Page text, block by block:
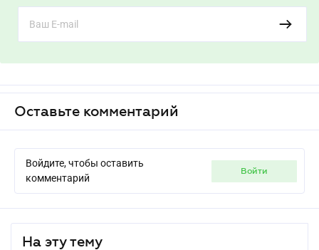
Оставьте комментарий
Войдите, чтобы оставить
комментарий
войти
На эту тему